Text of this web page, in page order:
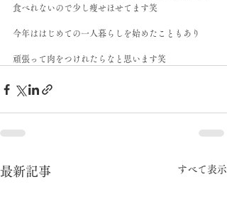
食べれないので少し痩せほせてます笑
今年ははじめての一人暮らしを始めたこともあり
頑張って肉をつけれたらなと思います笑
最新記事 すべて表示